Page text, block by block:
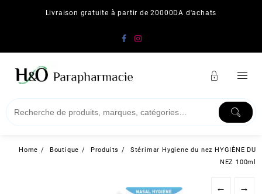
Livraison gratuite à partir de 20000DA d'achats
Home Boutique Produits
Stérimar Hygiene du nez HYGIÈNE DU
NEZ 100ml
← →